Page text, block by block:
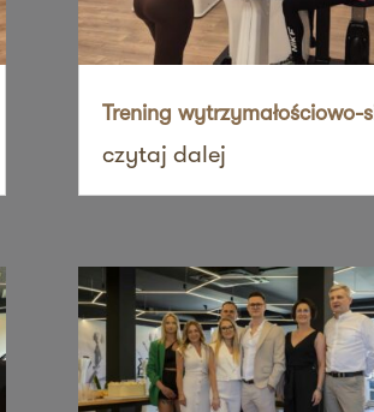
mnie
Trening wytrzymałościowo-
czytaj dalej